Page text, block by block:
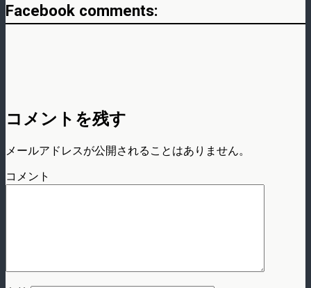
Facebook comments:
コメントを残す
メールアドレスが公開されることはありません。
コメント